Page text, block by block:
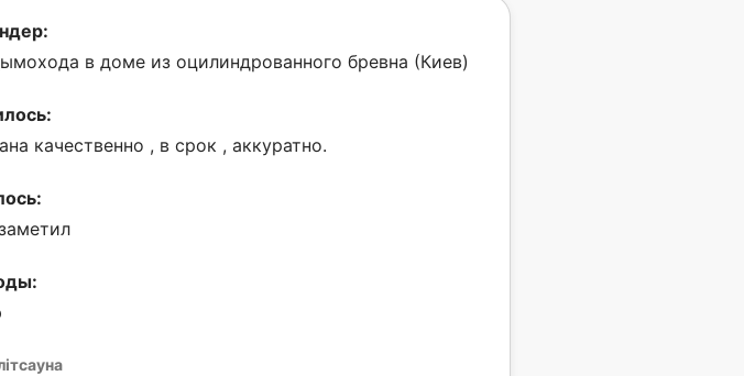
в доме из оцилиндрованного бревна (Киев)
качественно , в срок , аккуратно.